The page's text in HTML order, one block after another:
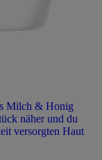
Milch & Honig
näher und du
versorgten Haut